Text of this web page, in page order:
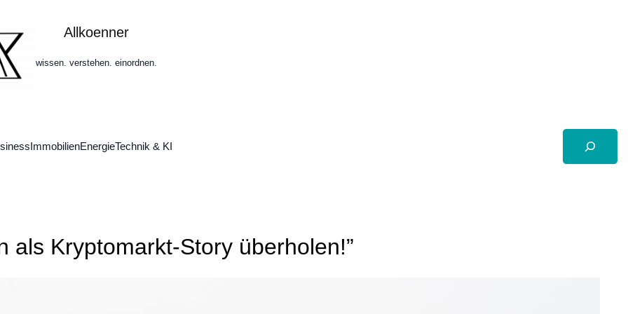
Allkoenner
wissen. verstehen. einordnen.
ImmobilienEnergieTechnik & KI
Suchen
als Kryptomarkt-Story überholen!”